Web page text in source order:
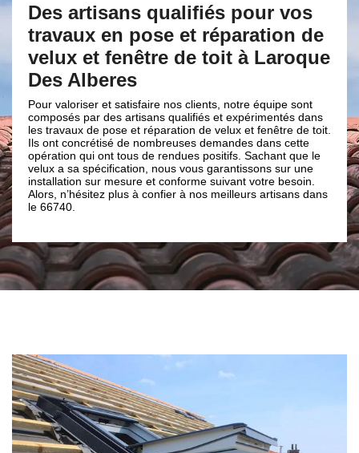
qualifiés pour vos
en pose et réparation de
fenêtre de toit à Laroque
et satisfaire nos clients, notre équipe sont
des artisans qualifiés et expérimentés dans
pose et réparation de velux et fenêtre de toit.
de nombreuses demandes dans cette
ont tous de rendues positifs. Sachant que le
nous vous garantissons sur une
mesure et conforme suivant votre besoin.
plus à confier à nos meilleurs artisans dans
Pose et
fenêtre de
nos clientèles. Pour
de velux et fenêtre de
intervention complète
Qu’il s’agisse du
transport des
dans nos zones
engagez-nous pour
alléchantes.